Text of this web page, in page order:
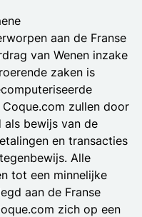
aan de Franse
van Wenen inzake
zaken is
zullen door
bewijs van de
en transacties
Alle
tot een minnelijke
aan de Franse
zich op een